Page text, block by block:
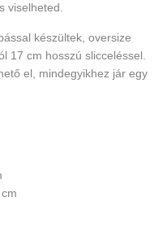
viselheted.
készültek, oversize
17 cm hosszú slicceléssel.
el, mindegyikhez jár egy